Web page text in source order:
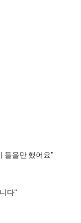
들을만 했어요"
다"